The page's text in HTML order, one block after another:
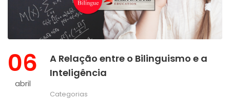
06
abril
A Relação entre o Bilinguismo e a
Inteligência
Categorias